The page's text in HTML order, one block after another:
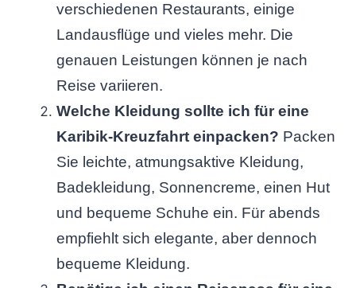
verschiedenen Restaurants, einige
Landausflüge und vieles mehr. Die
genauen Leistungen können je nach
Reise variieren.
Welche Kleidung sollte ich für eine
Karibik-Kreuzfahrt einpacken? Packen
Sie leichte, atmungsaktive Kleidung,
Badekleidung, Sonnencreme, einen Hut
und bequeme Schuhe ein. Für abends
empfiehlt sich elegante, aber dennoch
bequeme Kleidung.